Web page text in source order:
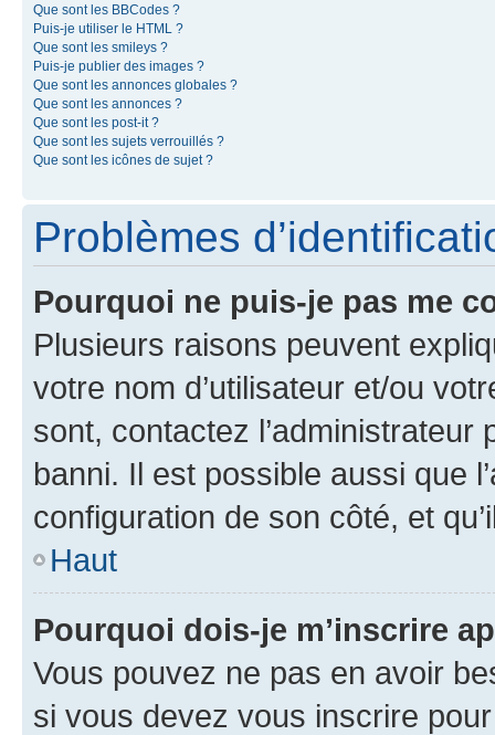
Que sont les BBCodes ?
Puis-je utiliser le HTML ?
Que sont les smileys ?
Puis-je publier des images ?
Que sont les annonces globales ?
Que sont les annonces ?
Que sont les post-it ?
Que sont les sujets verrouillés ?
Que sont les icônes de sujet ?
Problèmes
Pourquoi ne puis-je pas me
Plusieurs raisons peuvent
votre nom d’utilisateur et/ou
sont, contactez l’administrateur
banni. Il est possible aussi que
configuration de son côté, et
Haut
Pourquoi dois-je m’inscrire
Vous pouvez ne pas en avoir
si vous devez vous inscrire